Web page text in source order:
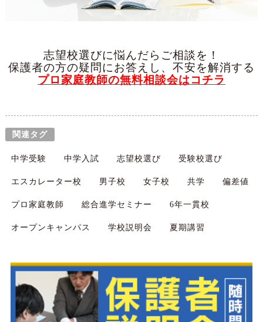
志望校選びに悩んだらご相談を！
保護者の方の疑問にお答えし、不安を解消する
プロ家庭教師の無料相談会はコチラ
関連タグ
中学受験 中学入試 志望校選び 受験校選び
エスカレーター校 男子校 女子校 共学 偏差値
プロ家庭教師 総合進学セミナー 6年一貫校
オープンキャンパス 学校説明会 夏期講習